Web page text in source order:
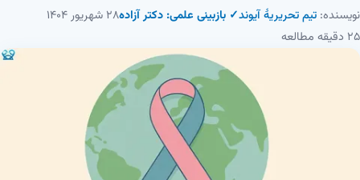
نویسنده: تیم تحریریهٔ آیوند✓ بازبینی علمی: دکتر آزاده۲۸ شهریور ۱۴۰۴